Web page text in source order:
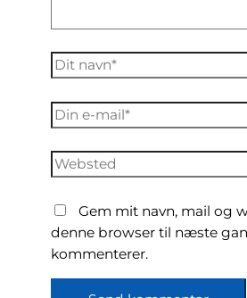
Dit
navn*
Din
e-
mail*
Websted
Gem mit navn, mail og
denne browser til næste
kommenterer.